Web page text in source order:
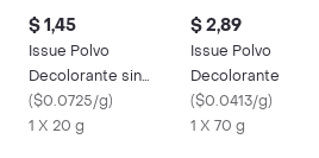
$ 1,45
Issue Polvo
Decolorante sin
Fragancia
($0.0725/g)
1 X 20 g
$ 2,89
Issue Polvo
Decolorante
($0.0413/g)
1 X 70 g